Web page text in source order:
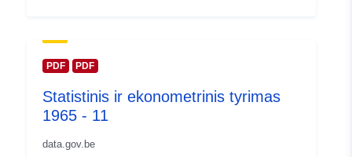
Prieigos teisės:
Laikotarpis:
01 January 1964
PDF PDF
Statistinis ir ekonometrinis tyrimas
1965 - 11
data.gov.be